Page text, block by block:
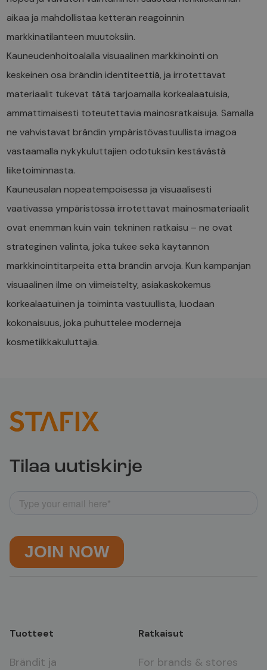
aikaa ja mahdollistaa ketterän reagoinnin
markkinatilanteen muutoksiin.
Kauneudenhoitoalalla visuaalinen markkinointi on
keskeinen osa brändin identiteettiä, ja irrotettavat
materiaalit tukevat tätä tarjoamalla korkealaatuisia,
ammattimaisesti toteutettavia mainosratkaisuja. Samalla
ne vahvistavat brändin ympäristövastuullista imagoa
vastaamalla nykykuluttajien odotuksiin kestävästä
liiketoiminnasta.
Kauneusalan nopeatempoisessa ja visuaalisesti
vaativassa ympäristössä irrotettavat mainosmateriaalit
ovat enemmän kuin vain tekninen ratkaisu – ne ovat
strateginen valinta, joka tukee sekä käytännön
markkinointitarpeita että brändin arvoja. Kun kampanjan
visuaalinen ilme on viimeistelty, asiakaskokemus
korkealaatuinen ja toiminta vastuullista, luodaan
kokonaisuus, joka puhuttelee moderneja
kosmetiikkakuluttajia.
Tilaa uutiskirje
Tuotteet
Brändit ja
Ratkaisut
For brands & stores